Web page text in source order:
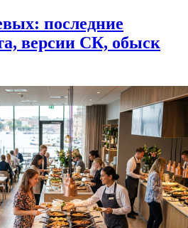
последние
версии СК, обыск